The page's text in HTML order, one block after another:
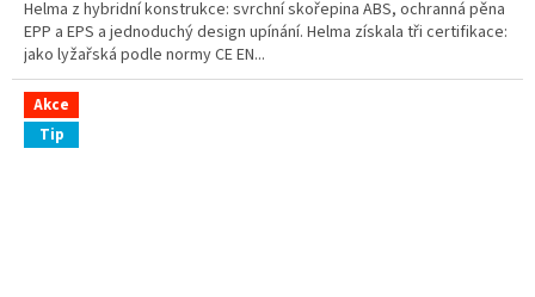
Helma z hybridní konstrukce: svrchní skořepina ABS, ochranná pěna
EPP a EPS a jednoduchý design upínání. Helma získala tři certifikace:
jako lyžařská podle normy CE EN...
Akce
Tip